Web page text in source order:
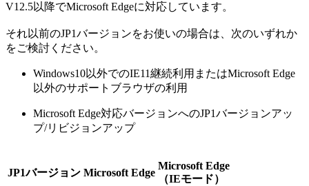
V12.5以降でMicrosoft Edgeに対応しています。
それ以前のJP1バージョンをお使いの場合は、次のいずれか
をご検討ください。
Windows10以外でのIE11継続利用またはMicrosoft Edge
以外のサポートブラウザの利用
Microsoft Edge対応バージョンへのJP1バージョンアッ
プ/リビジョンアップ
JP1バージョン Microsoft Edge
Microsoft Edge
（IEモード）